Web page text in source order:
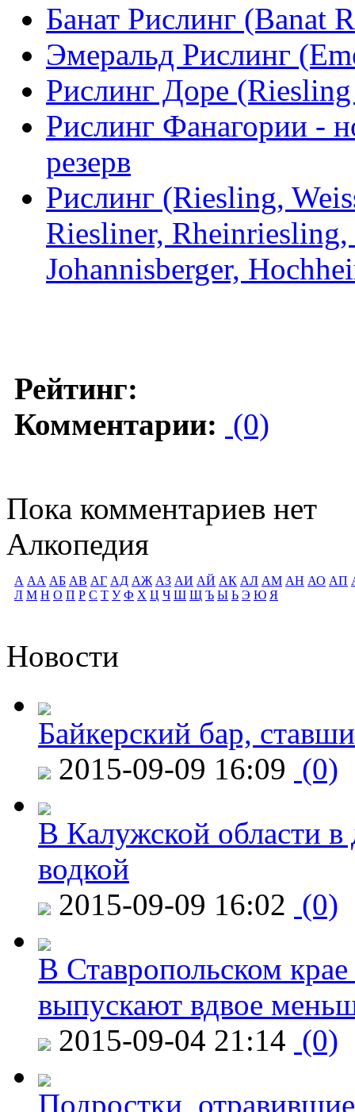
Банат Рислинг (Banat
Эмеральд Рислинг
Рислинг Доре
Рислинг Фанагории -
резерв
Рислинг (Riesling,
Riesliner,
Johannisberger,
Рейтинг:
Комментарии: (0)
Пока комментариев нет
Алкопедия
А АА АБ АВ АГ АД АЖ АЗ АИ АЙ АК АЛ АМ АН АО АП
Л М Н О П Р С Т У Ф Х Ц Ч Ш Щ Ъ Ы Ь Э Ю Я
Новости
Байкерский бар,
2015-09-09 16:09 (0)
В Калужской области в
водкой
2015-09-09 16:02 (0)
В Ставропольском
выпускают вдвое
2015-09-04 21:14 (0)
Подростки,